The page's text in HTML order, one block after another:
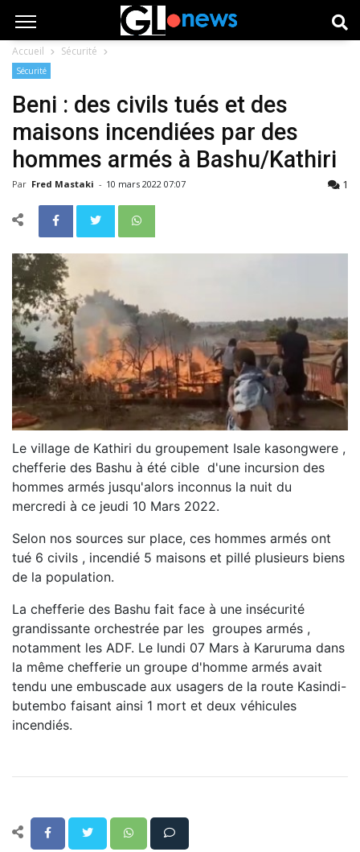
Accueil Sécurité
Sécurité
Beni : des civils tués et des
maisons incendiées par des
hommes armés à Bashu/Kathiri
Par Fred Mastaki - 10 mars 2022 07:07 1
Le village de Kathiri du groupement Isale kasongwere ,
chefferie des Bashu à été cible d'une incursion des
hommes armés jusqu'alors inconnus la nuit du
mercredi à ce jeudi 10 Mars 2022.
Selon nos sources sur place, ces hommes armés ont
tué 6 civils , incendié 5 maisons et pillé plusieurs biens
de la population.
La chefferie des Bashu fait face à une insécurité
grandissante orchestrée par les groupes armés ,
notamment les ADF. Le lundi 07 Mars à Karuruma dans
la même chefferie un groupe d'homme armés avait
tendu une embuscade aux usagers de la route Kasindi-
butembo faisant ainsi 1 mort et deux véhicules
incendiés.